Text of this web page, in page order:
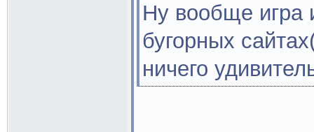
Ну вообще игра
бугорных
ничего